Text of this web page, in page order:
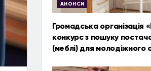
АНОНСИ
Громадська
конкурс з пошуку
(меблі) для молодіжного